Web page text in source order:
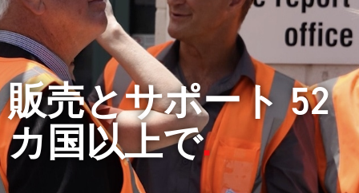
販売とサポート 52
カ国以上で